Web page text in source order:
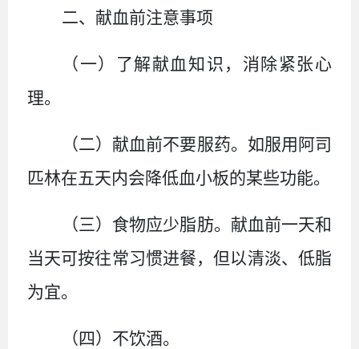
二、 献血前注意事项
（一） 了解献血知识，消除紧张心
理。
（二） 献血前不要服药。如服用阿司
匹林在五天内会降低血小板的某些功能。
（三） 食物应少脂肪。献血前一天和
当天可按往常习惯进餐，但以清淡、低脂
为宜。
（四） 不饮酒。